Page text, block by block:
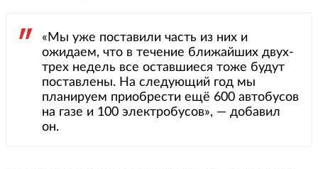
«Мы уже поставили часть из них и
ожидаем, что в течение ближайших двух-
трех недель все оставшиеся тоже будут
поставлены. На следующий год мы
планируем приобрести ещё 600 автобусов
на газе и 100 электробусов», — добавил
он.